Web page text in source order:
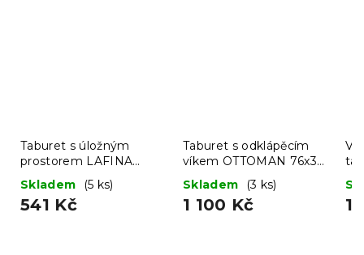
Taburet s úložným
prostorem LAFINA
38x38 cm, šedý
Skladem (5 ks)
541 Kč
Taburet s odklápěcím
víkem OTTOMAN 76x38
cm, tmavě šedý
Skladem (3 ks)
1 100 Kč 1